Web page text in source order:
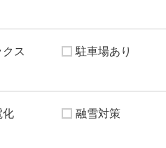
ス
駐車場あり
化
融雪対策